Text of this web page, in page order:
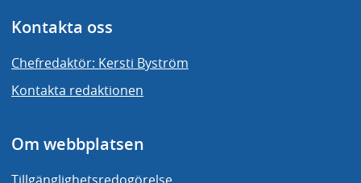
Kontakta oss
Chefredaktör: Kersti Byström
Kontakta redaktionen
Om webbplatsen